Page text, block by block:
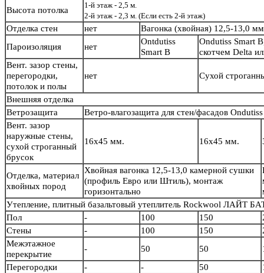
Высота потолка
1-й этаж - 2,5 м.
2-й этаж - 2,3 м. (Если есть 2-й этаж)
Отделка стен нет
Вагонка (хвойная) 12,5-13,0
Пароизоляция
нет
Ontdutiss
Smart B
Ondutiss Smart
скотчем Delta
Вент. зазор стены,
перегородки,
потолок и полы
нет Сухой
Внешняя отделка
Ветрозащита
Ветро-влагозащита для стен/фасадов
Вент. зазор
наружные стены,
сухой строганный
брусок
16х45 мм. 16х45 мм.
Отделка, материал
хвойных пород
Хвойная вагонка 12,5-13,0 камерной сушки
(профиль Евро или Штиль), монтаж
горизонтально
Утепление, плитный базальтовый утеплитель Rockwool ЛАЙТ
Пол
- 100 150
Стены
- 100 150
Межэтажное
перекрытие
- 50 50
Перегородки
- - 50